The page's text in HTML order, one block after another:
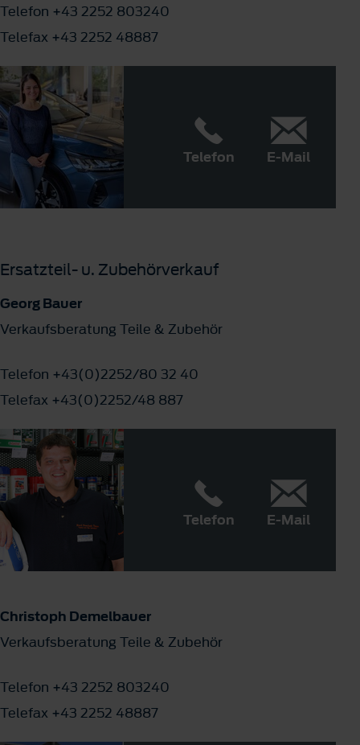
Telefon +43 2252 803240
Telefax +43 2252 48887
Telefon E-Mail
Ersatzteil- u. Zubehörverkauf
Georg Bauer
Verkaufsberatung Teile & Zubehör
Telefon +43(0)2252/80 32 40
Telefax +43(0)2252/48 887
Telefon E-Mail
Christoph Demelbauer
Verkaufsberatung Teile & Zubehör
Telefon +43 2252 803240
Telefax +43 2252 48887